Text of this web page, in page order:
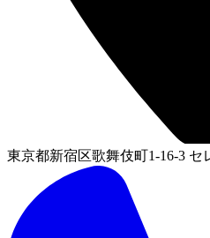
東京都新宿区歌舞伎町1-16-3 セ